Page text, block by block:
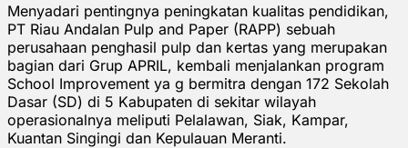
Menyadari pentingnya peningkatan kualitas pendidikan,
PT Riau Andalan Pulp and Paper (RAPP) sebuah
perusahaan penghasil pulp dan kertas yang merupakan
bagian dari Grup APRIL, kembali menjalankan program
School Improvement ya g bermitra dengan 172 Sekolah
Dasar (SD) di 5 Kabupaten di sekitar wilayah
operasionalnya meliputi Pelalawan, Siak, Kampar,
Kuantan Singingi dan Kepulauan Meranti.